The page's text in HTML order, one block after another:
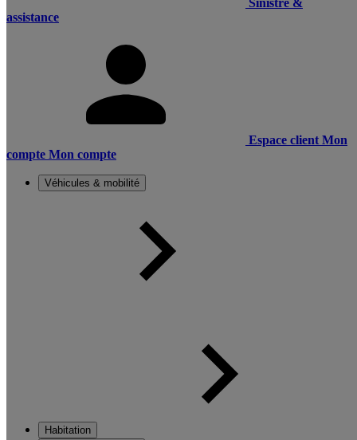
Sinistre &
assistance
Espace client Mon
compte Mon compte
Véhicules & mobilité
Habitation